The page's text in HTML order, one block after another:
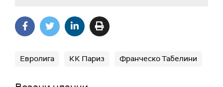
Евролига КК Париз Франческо Табелини